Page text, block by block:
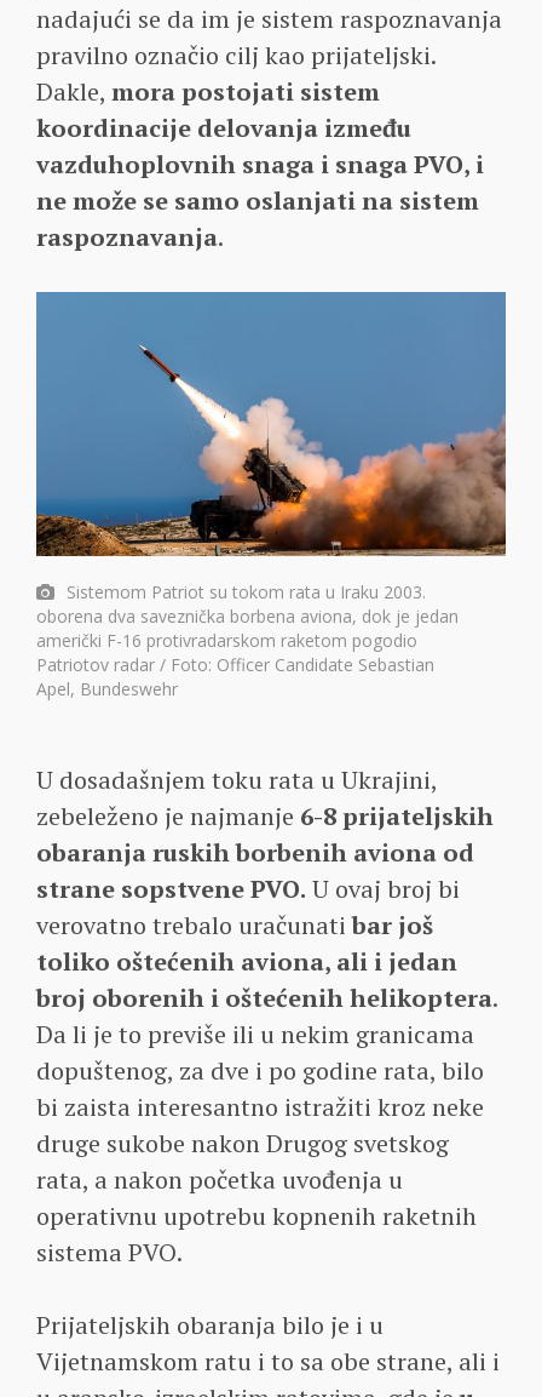
nadajući se da im je sistem raspoznavanja
pravilno označio cilj kao prijateljski.
Dakle, mora postojati sistem
koordinacije delovanja između
vazduhoplovnih snaga i snaga PVO, i
ne može se samo oslanjati na sistem
raspoznavanja.
Sistemom Patriot su tokom rata u Iraku 2003.
oborena dva saveznička borbena aviona, dok je jedan
američki F-16 protivradarskom raketom pogodio
Patriotov radar / Foto: Officer Candidate Sebastian
Apel, Bundeswehr
U dosadašnjem toku rata u Ukrajini,
zebeleženo je najmanje 6-8 prijateljskih
obaranja ruskih borbenih aviona od
strane sopstvene PVO. U ovaj broj bi
verovatno trebalo uračunatibar još
toliko oštećenih aviona, ali i jedan
broj oborenih i oštećenih helikoptera.
Da li je to previše ili u nekim granicama
dopuštenog, za dve i po godine rata, bilo
bi zaista interesantno istražiti kroz neke
druge sukobe nakon Drugog svetskog
rata, a nakon početka uvođenja u
operativnu upotrebu kopnenih raketnih
sistema PVO.
Prijateljskih obaranja bilo je i u
Vijetnamskom ratu i to sa obe strane, ali i